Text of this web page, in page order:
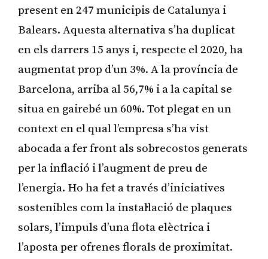
present en 247 municipis de Catalunya i
Balears. Aquesta alternativa s’ha duplicat
en els darrers 15 anys i, respecte el 2020, ha
augmentat prop d’un 3%. A la província de
Barcelona, arriba al 56,7% i a la capital se
situa en gairebé un 60%. Tot plegat en un
context en el qual l’empresa s’ha vist
abocada a fer front als sobrecostos generats
per la inflació i l’augment de preu de
l’energia. Ho ha fet a través d’iniciatives
sostenibles com la instal·lació de plaques
solars, l’impuls d’una flota elèctrica i
l’aposta per ofrenes florals de proximitat.